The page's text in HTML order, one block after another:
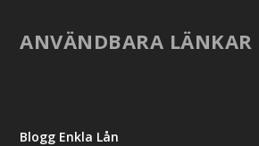
ANVÄNDBARA LÄNKAR
Blogg Enkla Lån